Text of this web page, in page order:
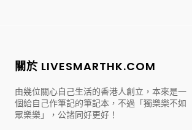
關於 LIVESMARTHK.COM
由幾位關心自己生活的香港人創立，本來是一
個給自己作筆記的筆記本，不過「獨樂樂不如
眾樂樂」，公諸同好更好！